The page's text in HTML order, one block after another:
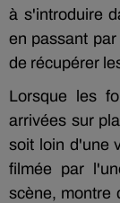
à s'introduire
en passant
de récupérer
Lorsque les
arrivées sur
soit loin d'une
filmée par
scène, montre